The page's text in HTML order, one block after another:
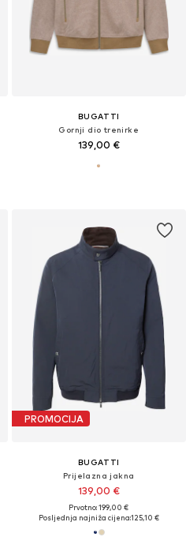
BUGATTI
Gornji dio trenirke
139,00 €
PROMOCIJA
BUGATTI
Prijelazna jakna
139,00 €
Prvotno: 199,00 €
Posljednja najniža cijena:125,10 €